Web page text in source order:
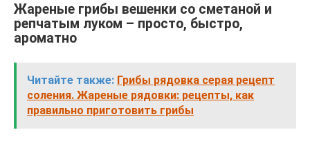
Жареные грибы вешенки со сметаной и
репчатым луком – просто, быстро,
ароматно
Читайте также: Грибы рядовка серая рецепт
соления. Жареные рядовки: рецепты, как
правильно приготовить грибы